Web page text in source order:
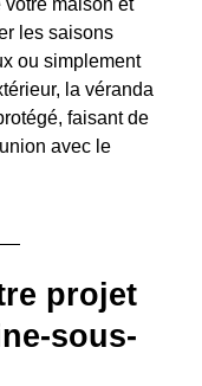
les saisons
ou simplement
la véranda
faisant de
avec le
projet
sous-